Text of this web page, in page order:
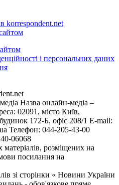
korrespondent.net
і персональних даних
Назва онлайн-медіа –
02091, місто Київ,
172-Б, офіс 208/1 E-mail:
Телефон: 044-205-43-00
06068
розміщених на
посилання на
зі сторінки « Новини України